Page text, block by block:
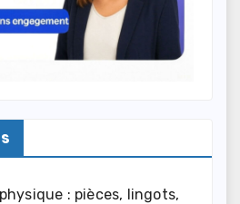
: pièces, lingots,